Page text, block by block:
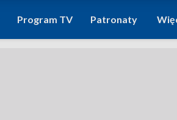
Program TV Patronaty